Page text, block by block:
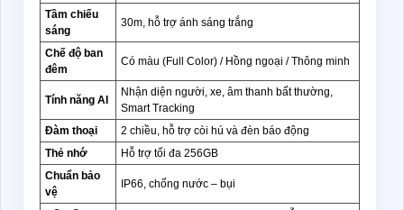
Tầm chiếu
sáng
30m, hỗ trợ ánh sáng trắng
Chế độ ban
đêm
Có màu (Full Color) / Hồng ngoại / Thông minh
Tính năng AI
Nhận diện người, xe, âm thanh bất thường,
Smart Tracking
Đàm thoại
2 chiều, hỗ trợ còi hú và đèn báo động
Thẻ nhớ
Hỗ trợ tối đa 256GB
Chuẩn bảo
vệ
IP66, chống nước – bụi